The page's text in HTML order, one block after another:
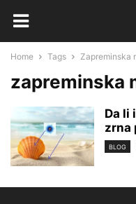
Home Tags Zapreminska
zapreminska
Da li
zrna
BLOG